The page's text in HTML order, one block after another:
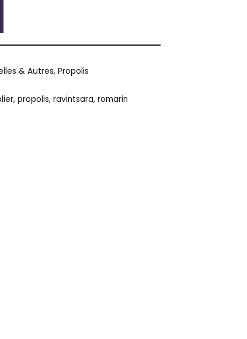
& Autres,Propolis
,propolis,ravintsara,romarin